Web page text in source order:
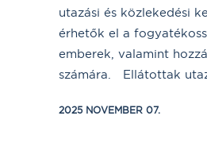
utazási és közlekedési
érhetők el a
emberek, valamint
számára. Ellátottak
2025 NOVEMBER 07.